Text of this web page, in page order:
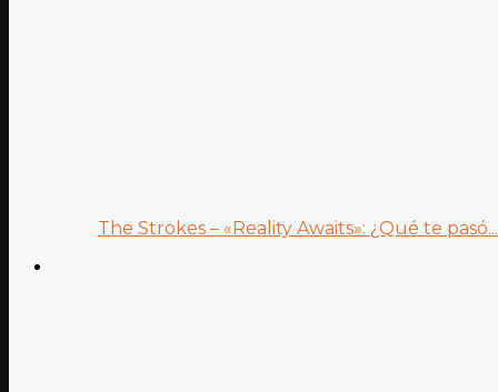
The Strokes – «Reality Awaits»: ¿Qué te pasó...